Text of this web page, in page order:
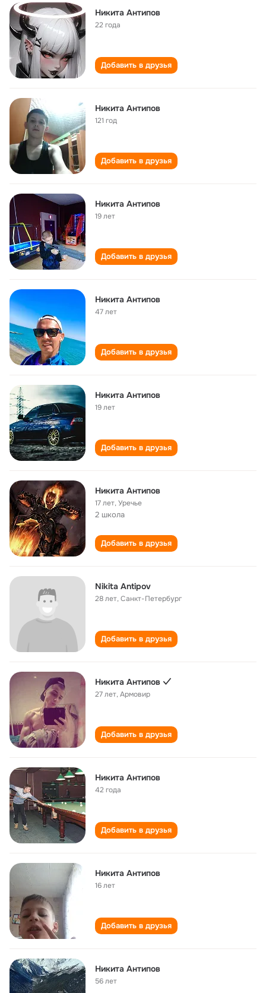
Никита Антипов
22 года
Добавить в друзья
Никита Антипов
121 год
Добавить в друзья
Никита Антипов
19 лет
Добавить в друзья
Никита Антипов
47 лет
Добавить в друзья
Никита Антипов
19 лет
Добавить в друзья
Никита Антипов
17 лет,Уречье
2 школа
Добавить в друзья
Nikita Antipov
28 лет,Санкт-Петербург
Добавить в друзья
Никита Антипов ✓
27 лет,Армовир
Добавить в друзья
Никита Антипов
42 года
Добавить в друзья
Никита Антипов
16 лет
Добавить в друзья
Никита Антипов
56 лет